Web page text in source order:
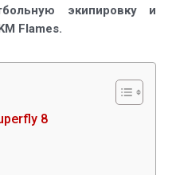
экипировку и
Flames.
8